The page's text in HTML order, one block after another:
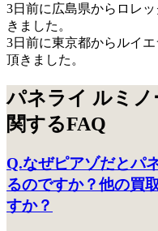
3日前に広島県からロレ
きました。
3日前に東京都からルイ
頂きました。
パネライ ルミノ
関するFAQ
Q.なぜピアゾだとパ
るのですか？他の買
すか？